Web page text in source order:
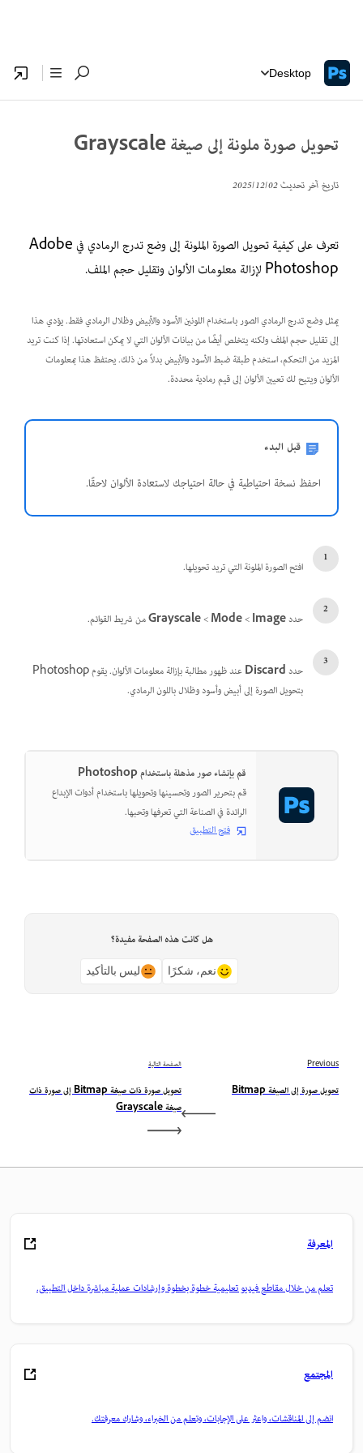
Desktop
تحويل صورة ملونة إلى صيغة Grayscale
تاريخ آخر تحديث02‏/12‏/2025
تعرف على كيفية تحويل الصورة الملونة إلى وضع تدرج الرمادي في Adobe
Photoshop لإزالة معلومات الألوان وتقليل حجم الملف.
يمثل وضع تدرج الرمادي الصور باستخدام اللونين الأسود والأبيض وظلال الرمادي فقط. يؤدي هذا
إلى تقليل حجم الملف ولكنه يتخلص أيضًا من بيانات الألوان التي لا يمكن استعادتها. إذا كنت تريد
المزيد من التحكم، استخدم طبقة ضبط الأسود والأبيض بدلاً من ذلك. يحتفظ هذا بمعلومات
الألوان ويتيح لك تعيين الألوان إلى قيم رمادية محددة.
قبل البدء
احفظ نسخة احتياطية في حالة احتياجك لاستعادة الألوان لاحقًا.
افتح الصورة الملونة التي تريد تحويلها.
حددImage
>‏
Mode
>‏
Grayscaleمن شريط القوائم.
حددDiscard
عند ظهور مطالبة بإزالة معلومات الألوان. يقوم Photoshop
بتحويل الصورة إلى أبيض وأسود وظلال باللون الرمادي.
قم بإنشاء صور مذهلة باستخدام Photoshop
قم بتحرير الصور وتحسينها وتحويلها باستخدام أدوات الإبداع
الرائدة في الصناعة التي تعرفها وتحبها.
فتح التطبيق
هل كانت هذه الصفحة مفيدة؟
نعم، شكرًا ليس بالتأكيد
Previous
تحويل صورة إلى الصيغة Bitmap
الصفحة التالية
تحويل صورة ذات صيغة Bitmap إلى صورة ذات
صيغة Grayscale
المعرفة
تعلم من خلال مقاطع فيديو تعليمية خطوة بخطوة وإرشادات عملية مباشرة داخل التطبيق.
المجتمع
انضم إلى المناقشات، واعثر على الإجابات، وتعلم من الخبراء، وشارك معرفتك.